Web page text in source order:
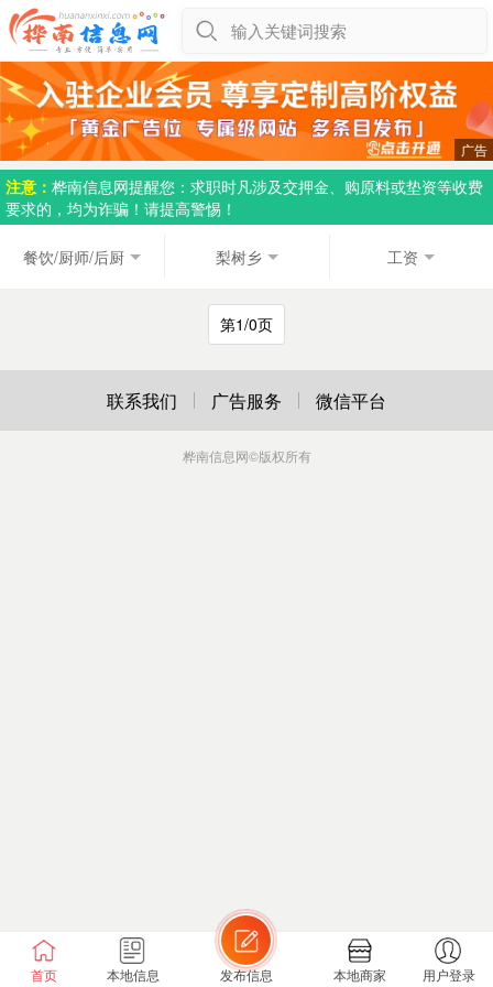
输入关键词搜索
注意： 桦南信息网提醒您：求职时凡涉及交押金、购原料或垫资等收费
要求的，均为诈骗！请提高警惕！
餐饮/厨师/后厨 梨树乡 工资
第1/0页
首页 本地信息 发布信息 本地商家 用户登录
联系我们 广告服务 微信平台
桦南信息网©版权所有